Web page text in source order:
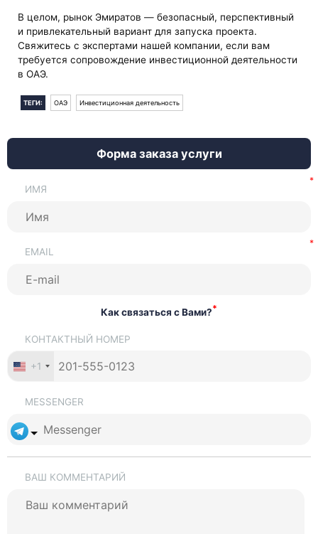
В целом, рынок Эмиратов — безопасный, перспективный
и привлекательный вариант для запуска проекта.
Свяжитесь с экспертами нашей компании, если вам
требуется сопровождение инвестиционной деятельности
в ОАЭ.
ТЕГИ: ОАЭ Инвестиционная деятельность
Форма заказа услуги
ИМЯ
EMAIL
Как связаться с Вами?*
КОНТАКТНЫЙ НОМЕР
+1
MESSENGER
ВАШ КОММЕНТАРИЙ